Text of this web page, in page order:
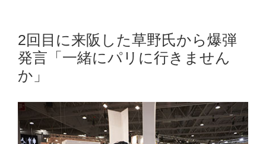
2回目に来阪した草野氏から爆弾
発言「一緒にパリに行きません
か」